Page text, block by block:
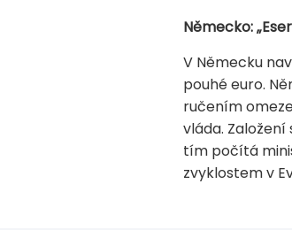
Německo:
V Německu
pouhé euro.
ručením
vláda.
tím počítá
zvyklostem v